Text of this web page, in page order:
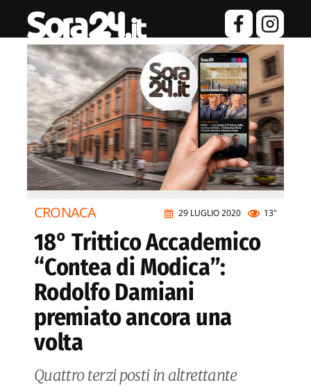
29 LUGLIO 2020 13"
CRONACA
18° Trittico Accademico
“Contea di Modica”:
Rodolfo Damiani
premiato ancora una
volta
Quattro terzi posti in altrettante